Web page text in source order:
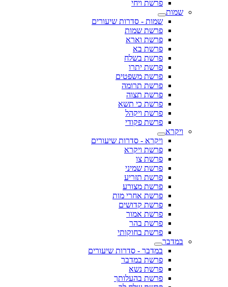
פרשת ויחי
שמות
שמות - סדרות שיעורים
פרשת שמות
פרשת וארא
פרשת בא
פרשת בשלח
פרשת יתרו
פרשת משפטים
פרשת תרומה
פרשת תצוה
פרשת כי תשא
פרשת ויקהל
פרשת פקודי
ויקרא
ויקרא - סדרות שיעורים
פרשת ויקרא
פרשת צו
פרשת שמיני
פרשת תזריע
פרשת מצורע
פרשת אחרי מות
פרשת קדושים
פרשת אמור
פרשת בהר
פרשת בחוקותי
במדבר
במדבר - סדרות שיעורים
פרשת במדבר
פרשת נשא
פרשת בהעלותך